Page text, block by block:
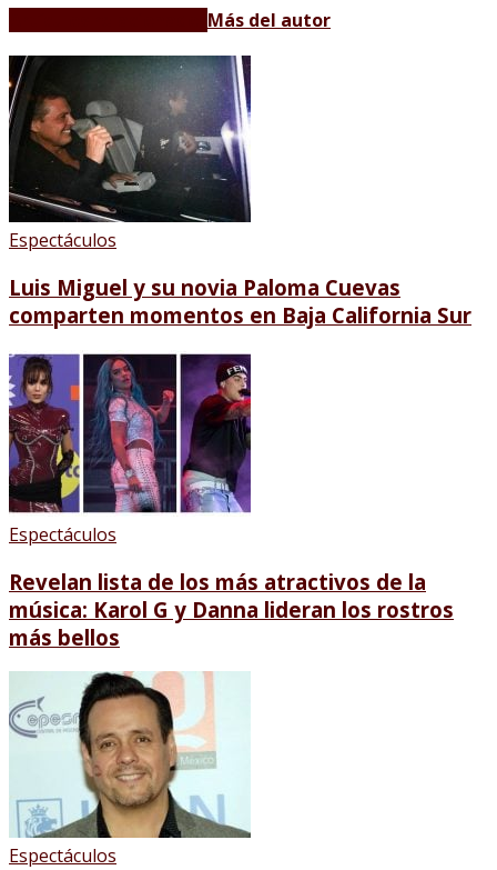
Más del autor
Espectáculos
Luis Miguel y su novia Paloma Cuevas
comparten momentos en Baja California Sur
Espectáculos
Revelan lista de los más atractivos de la
música: Karol G y Danna lideran los rostros
más bellos
Espectáculos